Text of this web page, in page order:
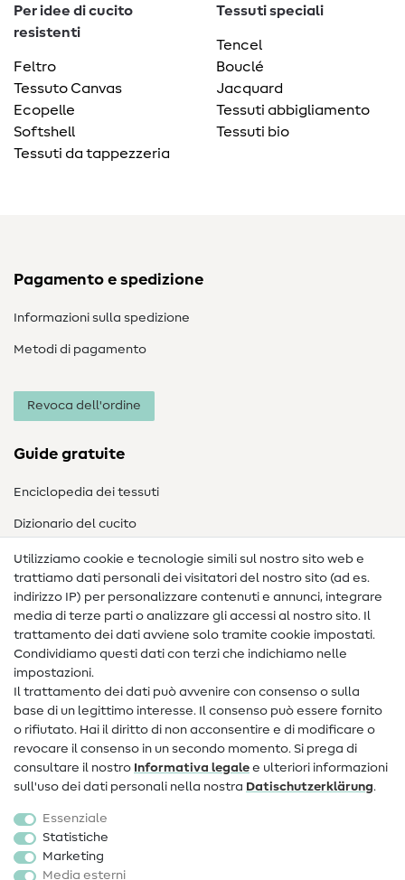
Per idee di cucito
resistenti
Feltro
Tessuto Canvas
Ecopelle
Softshell
Tessuti da tappezzeria
Tessuti speciali
Tencel
Bouclé
Jacquard
Tessuti abbigliamento
Tessuti bio
Pagamento e spedizione
Informazioni sulla spedizione
Metodi di pagamento
Revoca dell'ordine
Guide gratuite
Enciclopedia dei tessuti
Dizionario del cucito
Nähanleitungen
Assistenza e contatto
Contatto
Informazioni sul nuovo proprietario
FAQ
Diritto di recesso
Popolare
Accessori cucito
Sale
Utilizziamo cookie e tecnologie simili sul nostro sito web e
trattiamo dati personali dei visitatori del nostro sito (ad es.
indirizzo IP) per personalizzare contenuti e annunci, integrare
media di terze parti o analizzare gli accessi al nostro sito. Il
trattamento dei dati avviene solo tramite cookie impostati.
Condividiamo questi dati con terzi che indichiamo nelle
impostazioni.
Il trattamento dei dati può avvenire con consenso o sulla
base di un legittimo interesse. Il consenso può essere fornito
o rifiutato. Hai il diritto di non acconsentire e di modificare o
revocare il consenso in un secondo momento. Si prega di
consultare il nostro Informativa legale e ulteriori informazioni
sull'uso dei dati personali nella nostra Dati­schutz­erklärung.
Essenziale
Statistiche
Marketing
Media esterni